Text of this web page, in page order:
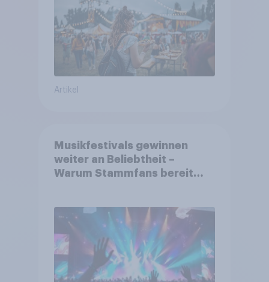
Artikel
Musikfestivals gewinnen
weiter an Beliebtheit –
Warum Stammfans bereit